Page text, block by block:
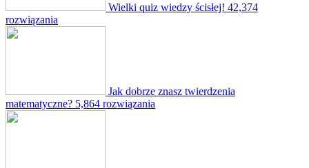
Wielki quiz wiedzy ścisłej! 42,374
rozwiązania
Jak dobrze znasz twierdzenia
matematyczne? 5,864 rozwiązania